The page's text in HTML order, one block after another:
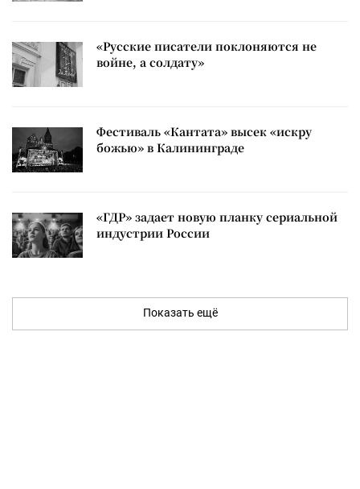
«Русские писатели поклоняются не
войне, а солдату»
Фестиваль «Кантата» высек «искру
божью» в Калининграде
«ГДР» задает новую планку сериальной
индустрии России
Показать ещё